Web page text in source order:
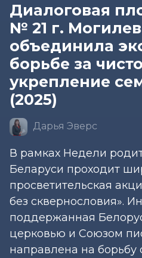
Диалоговая
№ 21 г.
объединила
борьбе за
укрепление
(2025)
Дарья Эверс
В рамках Недели
Беларуси проходит
просветительская
без сквернословия».
поддержанная
церковью и Союзом
направлена на